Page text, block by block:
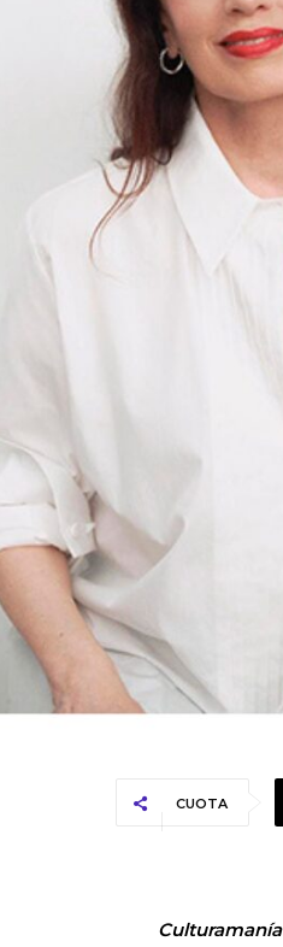
CUOTA
Culturamanía